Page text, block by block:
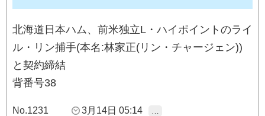
北海道日本ハム、前米独立L・ハイポイントのライ
ル・リン捕手(本名:林家正(リン・チャージェン))
と契約締結
背番号38
No.1231 3月14日 05:14